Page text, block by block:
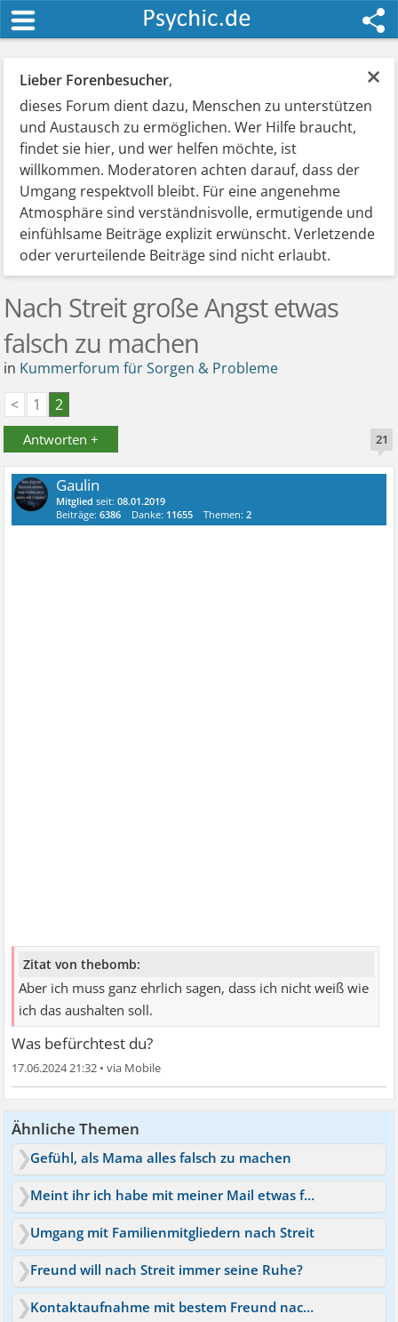
×
Lieber Forenbesucher,
dieses Forum dient dazu, Menschen zu unterstützen
und Austausch zu ermöglichen. Wer Hilfe braucht,
findet sie hier, und wer helfen möchte, ist
willkommen. Moderatoren achten darauf, dass der
Umgang respektvoll bleibt. Für eine angenehme
Atmosphäre sind verständnisvolle, ermutigende und
einfühlsame Beiträge explizit erwünscht. Verletzende
oder verurteilende Beiträge sind nicht erlaubt.
Nach Streit große Angst etwas
falsch zu machen
in Kummerforum für Sorgen & Probleme
<
1 2
Antworten + 21
Gaulin
Mitglied seit:08.01.2019
Beiträge:6386 Danke: 11655 Themen:2
Zitat von thebomb:
Aber ich muss ganz ehrlich sagen, dass ich nicht weiß wie
ich das aushalten soll.
Was befürchtest du?
17.06.2024 21:32 •
Ähnliche Themen
Gefühl, als Mama alles falsch zu machen
Meint ihr ich habe mit meiner Mail etwas falsch gemacht
Umgang mit Familienmitgliedern nach Streit
Freund will nach Streit immer seine Ruhe?
Kontaktaufnahme mit bestem Freund nach großem Streit?